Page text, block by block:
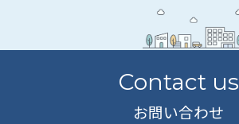
Contact us
お問い合わせ